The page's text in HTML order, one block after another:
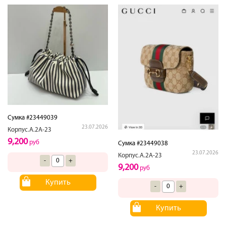
Сумка #23449039
Корпус.А.2А-23
23.07.2026
9,200руб
- +
Купить
Сумка #23449038
Корпус.А.2А-23
23.07.2026
9,200руб
- +
Купить